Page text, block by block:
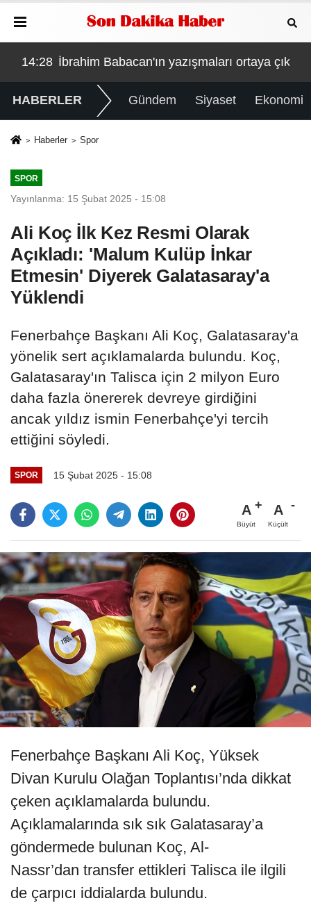
Devleti nasıl dolandırmışlar?
14:26 Como'daki 165 milyonluk düğünün ardından
HABERLER Gündem Siyaset Ekonomi
Haberler Spor
SPOR
Yayınlanma: 15 Şubat 2025 - 15:08
Ali Koç İlk Kez Resmi Olarak
Açıkladı: 'Malum Kulüp İnkar
Etmesin' Diyerek Galatasaray'a
Yüklendi
Fenerbahçe Başkanı Ali Koç, Galatasaray'a
yönelik sert açıklamalarda bulundu. Koç,
Galatasaray'ın Talisca için 2 milyon Euro
daha fazla önererek devreye girdiğini
ancak yıldız ismin Fenerbahçe'yi tercih
ettiğini söyledi.
SPOR 15 Şubat 2025 - 15:08
A
Büyüt
A
Küçült
Fenerbahçe Başkanı Ali Koç, Yüksek
Divan Kurulu Olağan Toplantısı’nda dikkat
çeken açıklamalarda bulundu.
Açıklamalarında sık sık Galatasaray’a
göndermede bulunan Koç, Al-
Nassr’dan transfer ettikleri Talisca ile ilgili
de çarpıcı iddialarda bulundu.